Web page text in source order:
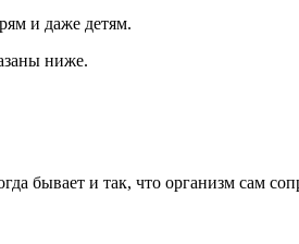
и даже детям.
ниже.
бывает и так, что организм сам